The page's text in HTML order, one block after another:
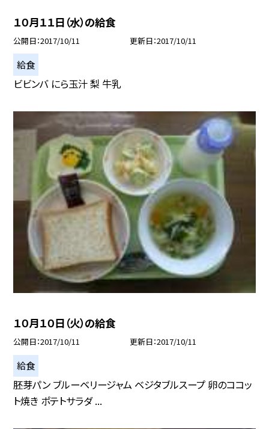
１０月１１日（水）の給食
公開日 2017/10/11 更新日 2017/10/11
給食
ビビンバ にら玉汁 梨 牛乳
１０月１０日（火）の給食
公開日 2017/10/11 更新日 2017/10/11
給食
胚芽パン ブルーベリージャム ベジタブルスープ 卵のココッ
ト焼き ポテトサラダ ...